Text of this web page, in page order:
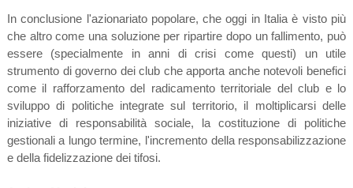
In conclusione l'azionariato popolare, che oggi in Italia è visto più
che altro come una soluzione per ripartire dopo un fallimento, può
essere (specialmente in anni di crisi come questi) un utile
strumento di governo dei club che apporta anche notevoli benefici
come il rafforzamento del radicamento territoriale del club e lo
sviluppo di politiche integrate sul territorio, il moltiplicarsi delle
iniziative di responsabilità sociale, la costituzione di politiche
gestionali a lungo termine, l'incremento della responsabilizzazione
e della fidelizzazione dei tifosi.